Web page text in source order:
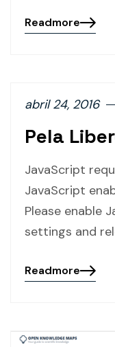
Readmore
abril 24, 2016
Pela
JavaScript
JavaScript
Please enable
settings and
Readmore